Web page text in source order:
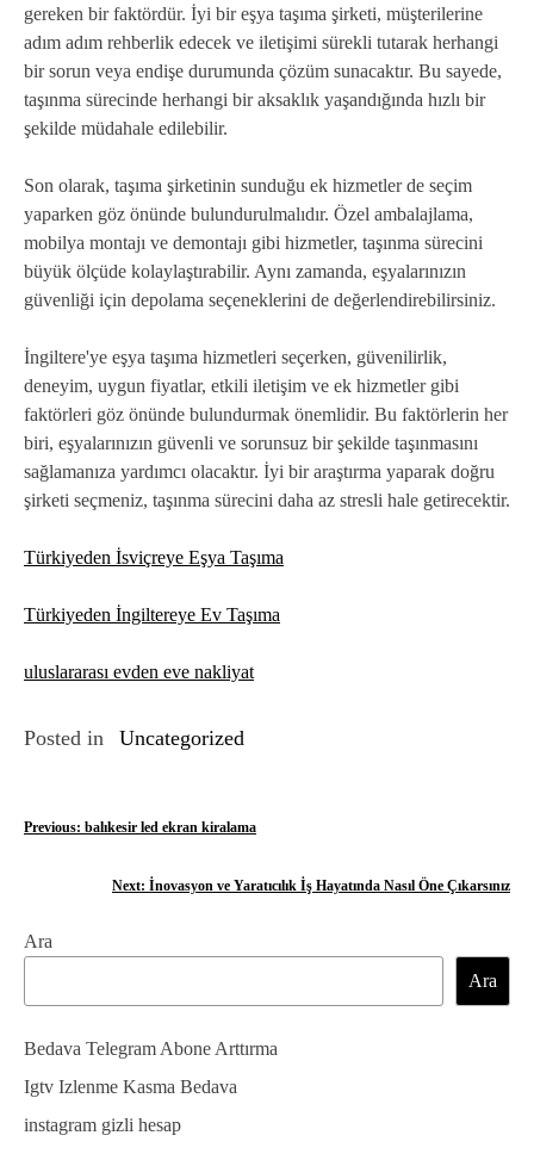
gereken bir faktördür. İyi bir eşya taşıma şirketi, müşterilerine
adım adım rehberlik edecek ve iletişimi sürekli tutarak herhangi
bir sorun veya endişe durumunda çözüm sunacaktır. Bu sayede,
taşınma sürecinde herhangi bir aksaklık yaşandığında hızlı bir
şekilde müdahale edilebilir.
Son olarak, taşıma şirketinin sunduğu ek hizmetler de seçim
yaparken göz önünde bulundurulmalıdır. Özel ambalajlama,
mobilya montajı ve demontajı gibi hizmetler, taşınma sürecini
büyük ölçüde kolaylaştırabilir. Aynı zamanda, eşyalarınızın
güvenliği için depolama seçeneklerini de değerlendirebilirsiniz.
İngiltere'ye eşya taşıma hizmetleri seçerken, güvenilirlik,
deneyim, uygun fiyatlar, etkili iletişim ve ek hizmetler gibi
faktörleri göz önünde bulundurmak önemlidir. Bu faktörlerin her
biri, eşyalarınızın güvenli ve sorunsuz bir şekilde taşınmasını
sağlamanıza yardımcı olacaktır. İyi bir araştırma yaparak doğru
şirketi seçmeniz, taşınma sürecini daha az stresli hale getirecektir.
Türkiyeden İsviçreye Eşya Taşıma
Türkiyeden İngiltereye Ev Taşıma
uluslararası evden eve nakliyat
Posted in Uncategorized
Y
ı
g
e
z
i
Previous: balıkesir led ekran kiralama
Next: İnovasyon ve Yaratıcılık İş Hayatında Nasıl Öne Çıkarsınız
Ara
Ara
Bedava Telegram Abone Arttırma
Igtv Izlenme Kasma Bedava
instagram gizli hesap